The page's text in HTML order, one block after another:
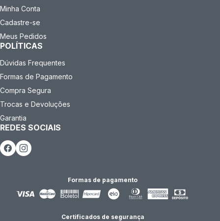
Minha Conta
Cadastre-se
Meus Pedidos
POLÍTICAS
Dúvidas Frequentes
Formas de Pagamento
Compra Segura
Trocas e Devoluções
Garantia
REDES SOCIAIS
Formas de pagamento
Certificados de segurança